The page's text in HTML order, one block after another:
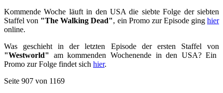
Kommende Woche läuft in den USA die siebte Folge der siebten
Staffel von "The Walking Dead", ein Promo zur Episode ginghier
online.
Was geschieht in der letzten Episode der ersten Staffel von
"Westworld"
am kommenden Wochenende in den USA? Ein
Promo zur Folge findet sich hier.
Seite 907 von 1169